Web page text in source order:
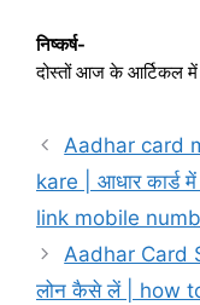
निष्कर्ष-
दोस्तों आज के आर्टिकल में
Aadhar card
kare | आधार कार्ड
link mobile
Aadhar Card
लोन कैसे लें | how